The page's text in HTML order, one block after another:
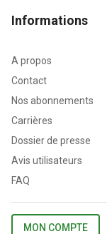
Informations
A propos
Contact
Nos abonnements
Carrières
Dossier de presse
Avis utilisateurs
FAQ
MON COMPTE